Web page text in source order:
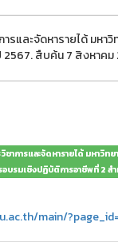
ารและจัดหารายได้ มห
2567. สืบค้น 7 สิงหาคม
ชาการและจัดหารายได้ มหาวิท
อบรมเชิงปฏิบัติการอาชีพที่ 2 ส
main/